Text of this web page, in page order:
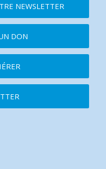
NEWSLETTER
DON